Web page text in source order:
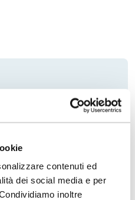
contenuti ed
dei social media e per
inoltre